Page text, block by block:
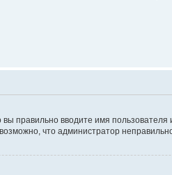
правильно вводите имя
что администратор